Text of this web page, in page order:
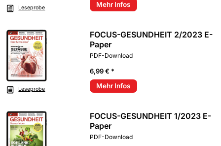
Leseprobe
Mehr Infos
Leseprobe
FOCUS-GESUNDHEIT 2/2023 E-
Paper
PDF-Download
6,99 € *
Mehr Infos
FOCUS-GESUNDHEIT 1/2023 E-
Paper
PDF-Download